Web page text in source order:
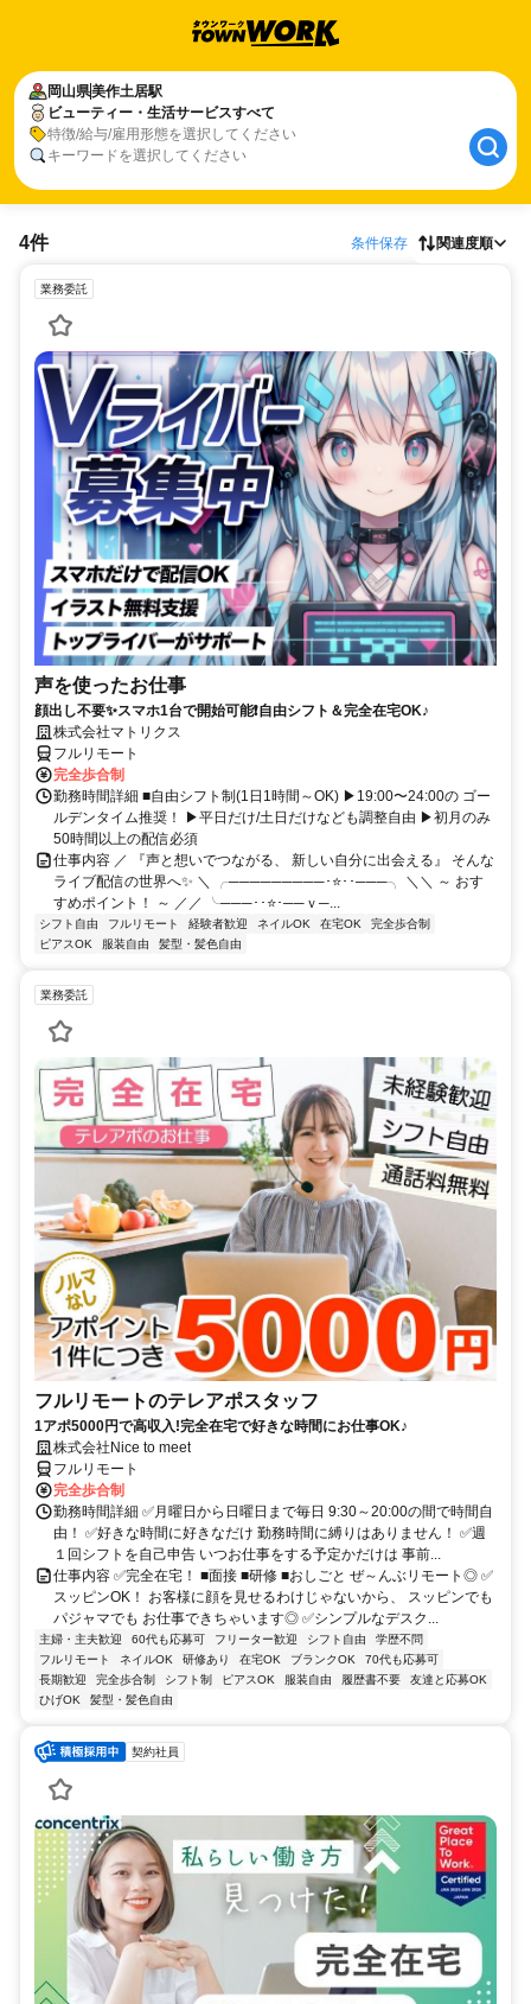
岡山県美作土居駅
ビューティー・生活サービスすべて
特徴/給与/雇用形態を選択してください
キーワードを選択してください
4件 条件保存 関連度順
業務委託
声を使ったお仕事
顔出し不要✨スマホ1台で開始可能❗自由シフト＆完全在宅OK♪
株式会社マトリクス
フルリモート
完全歩合制
勤務時間詳細 ■自由シフト制(1日1時間～OK) ▶19:00〜24:00の ゴー
ルデンタイム推奨！ ▶平日だけ/土日だけなども調整自由 ▶初月のみ
50時間以上の配信必須
仕事内容 ／ 『声と想いでつながる、 新しい自分に出会える』 そんな
ライブ配信の世界へ✨ ＼ ╭─────────･⭐･･───╮ ＼＼ ～ おす
すめポイント！ ～ ／／ ╰───･･⭐･──ｖ─...
シフト自由 フルリモート 経験者歓迎 ネイルOK 在宅OK
完全歩合制
ピアスOK
服装自由 髪型・髪色自由
業務委託
フルリモートのテレアポスタッフ
1アポ5000円で高収入!完全在宅で好きな時間にお仕事OK♪
株式会社Nice to meet
フルリモート
完全歩合制
勤務時間詳細 ✅月曜日から日曜日まで毎日 9:30～20:00の間で時間自
由！ ✅好きな時間に好きなだけ 勤務時間に縛りはありません！ ✅週
１回シフトを自己申告 いつお仕事をする予定かだけは 事前...
仕事内容 ✅完全在宅！ ■面接 ■研修 ■おしごと ぜ～んぶリモート◎ ✅
スッピンOK！ お客様に顔を見せるわけじゃないから、 スッピンでも
パジャマでも お仕事できちゃいます◎ ✅シンプルなデスク...
主婦・主夫歓迎 60代も応募可 フリーター歓迎 シフト自由
学歴不問
フルリモート
ネイルOK 研修あり 在宅OK ブランクOK
70代も応募可
長期歓迎
完全歩合制 シフト制 ピアスOK 服装自由 履歴書不要
友達と応募OK
ひげOK
髪型・髪色自由
契約社員